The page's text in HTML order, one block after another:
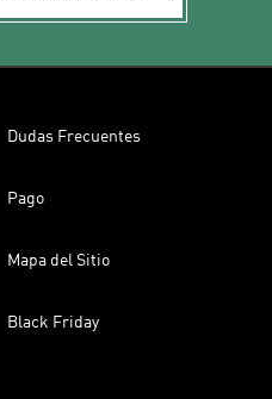
Dudas Frecuentes
Pago
Mapa del Sitio
Black Friday